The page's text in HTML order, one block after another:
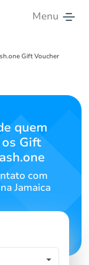
Menu
Gift Voucher
quem
Gift
com
Jamaica